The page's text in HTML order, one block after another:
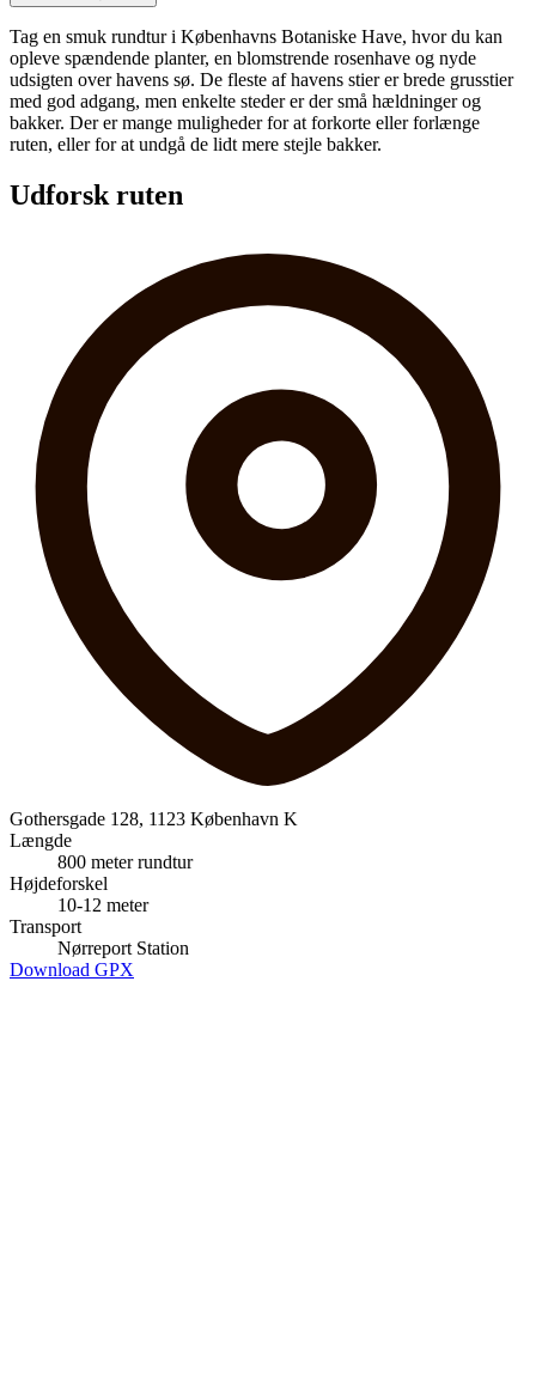
Tag en smuk rundtur i Københavns Botaniske Have, hvor du kan
opleve spændende planter, en blomstrende rosenhave og nyde
udsigten over havens sø. De fleste af havens stier er brede grusstier
med god adgang, men enkelte steder er der små hældninger og
bakker. Der er mange muligheder for at forkorte eller forlænge
ruten, eller for at undgå de lidt mere stejle bakker.
Udforsk ruten
Gothersgade 128, 1123 København K
Længde
800 meter rundtur
Højdeforskel
10-12 meter
Transport
Nørreport Station
Download GPX